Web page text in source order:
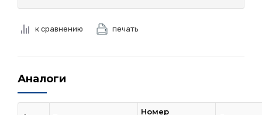
к сравнению печать
Аналоги
Номер